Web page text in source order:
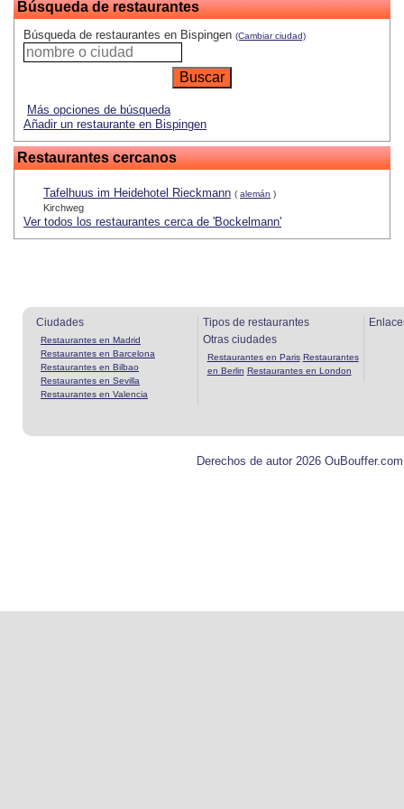
Búsqueda de restaurantes
Búsqueda de restaurantes en Bispingen (Cambiar ciudad)
Más opciones de búsqueda
Añadir un restaurante en Bispingen
Restaurantes cercanos
Tafelhuus im Heidehotel Rieckmann ( alemán )
Kirchweg
Ver todos los restaurantes cerca de 'Bockelmann'
Ciudades
Restaurantes en Madrid
Restaurantes en Barcelona
Restaurantes en Bilbao
Restaurantes en Sevilla
Restaurantes en Valencia
Tipos de restaurantes
Otras ciudades
Restaurantes en Paris Restaurantes
en Berlin Restaurantes en London
Derechos de autor 2026